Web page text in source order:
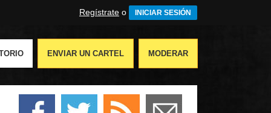
Regístrate o INICIAR SESIÓN
ENVIAR UN CARTEL MODERAR